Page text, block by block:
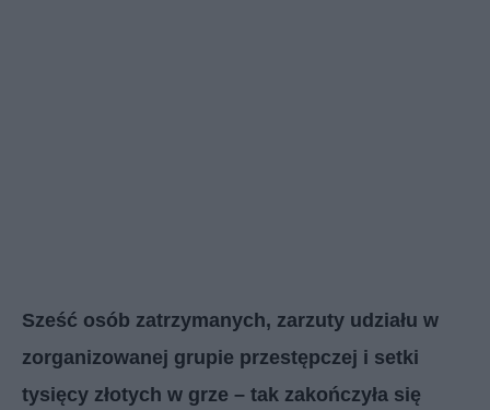
Sześć osób zatrzymanych, zarzuty udziału w
zorganizowanej grupie przestępczej i setki
tysięcy złotych w grze – tak zakończyła się